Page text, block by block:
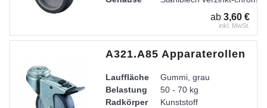
ab 3,60 €
inkl. MwSt.
A321.A85 Apparaterollen
Lauffläche
Gummi, grau
Belastung
50 - 70 kg
Radkörper
Kunststoff